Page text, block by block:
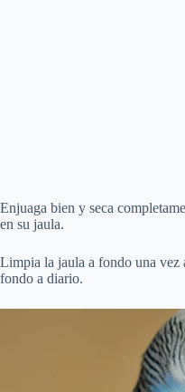
Enjuaga bien y seca
en su jaula.
Limpia la jaula a fondo una vez
fondo a diario.